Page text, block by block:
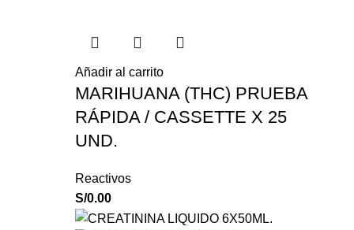
Añadir al carrito
MARIHUANA (THC) PRUEBA
RÁPIDA / CASSETTE X 25
UND.
Reactivos
S/0.00